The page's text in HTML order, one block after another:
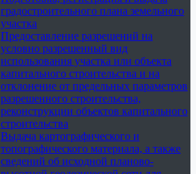
градостроительного плана земельного
участка
Предоставление разрешений на
условно разрешенный вид
использования участка или объекта
капитального строительства и на
отклонение от предельных параметров
разрешенного строительства,
реконструкции объектов капитального
строительства
Выдача картографического и
топографического материала, а также
сведений об исходной планово-